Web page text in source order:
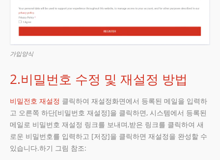
가입양식
2.비밀번호 수정 및 재설정 방법
비밀전호 재설정 클릭하여 재설정화면에서 등록된 메일을 입력하
고 오른쪽 하단[비밀번호 재설정]을 클릭하면, 시스템에서 등록된
메일로 비밀번호 재설정 링크를 보내며,받은 링크를 클릭하여 새
로운 비밀번호를 입력하고 [저장]을 클릭하면 재설정을 완성할 수
있습니다.하기 그림 참조: